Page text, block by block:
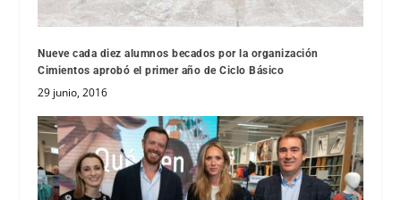
Nueve cada diez alumnos becados por ​la organización ​
Cimientos aprobó el primer año de Ciclo Básico
29 junio, 2016